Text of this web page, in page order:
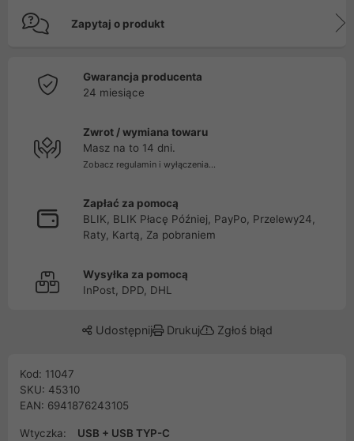
Zapytaj o produkt
Gwarancja producenta
24 miesiące
Zwrot / wymiana towaru
Masz na to 14 dni.
Zobacz regulamin i wyłączenia...
Zapłać za pomocą
BLIK, BLIK Płacę Później, PayPo, Przelewy24,
Raty, Kartą, Za pobraniem
Wysyłka za pomocą
InPost, DPD, DHL
Udostępnij Drukuj Zgłoś błąd
Kod: 11047
SKU: 45310
EAN: 6941876243105
Wtyczka:
USB + USB TYP-C